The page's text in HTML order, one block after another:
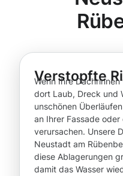
Verstopfte
Wenn Ihre
dort Laub, Dreck und
unschönen
an Ihrer Fassade
verursachen. Unsere
Neustadt am
diese Ablagerungen
damit das Wasser